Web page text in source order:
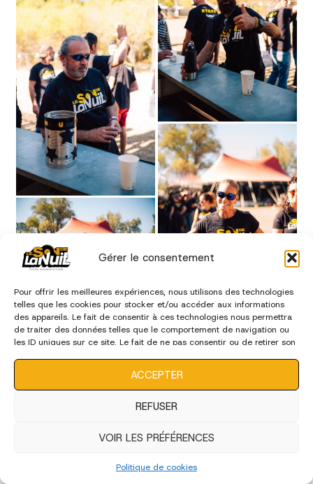
Gérer le consentement
Pour offrir les meilleures expériences, nous utilisons des technologies
telles que les cookies pour stocker et/ou accéder aux informations
des appareils. Le fait de consentir à ces technologies nous permettra
de traiter des données telles que le comportement de navigation ou
les ID uniques sur ce site. Le fait de ne pas consentir ou de retirer son
ACCEPTER
REFUSER
VOIR LES PRÉFÉRENCES
Politique de cookies